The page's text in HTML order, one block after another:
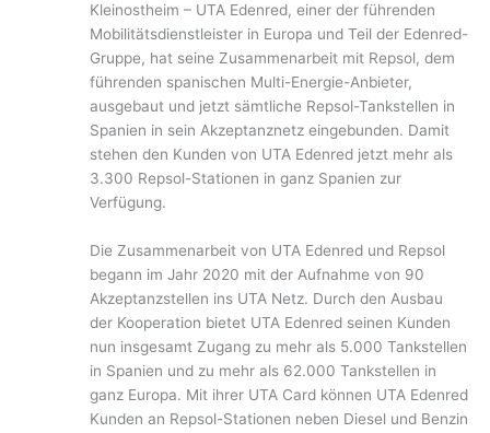
Kleinostheim – UTA Edenred, einer der führenden
Mobilitätsdienstleister in Europa und Teil der Edenred-
Gruppe, hat seine Zusammenarbeit mit Repsol, dem
führenden spanischen Multi-Energie-Anbieter,
ausgebaut und jetzt sämtliche Repsol-Tankstellen in
Spanien in sein Akzeptanznetz eingebunden. Damit
stehen den Kunden von UTA Edenred jetzt mehr als
3.300 Repsol-Stationen in ganz Spanien zur
Verfügung.
Die Zusammenarbeit von UTA Edenred und Repsol
begann im Jahr 2020 mit der Aufnahme von 90
Akzeptanzstellen ins UTA Netz. Durch den Ausbau
der Kooperation bietet UTA Edenred seinen Kunden
nun insgesamt Zugang zu mehr als 5.000 Tankstellen
in Spanien und zu mehr als 62.000 Tankstellen in
ganz Europa. Mit ihrer UTA Card können UTA Edenred
Kunden an Repsol-Stationen neben Diesel und Benzin